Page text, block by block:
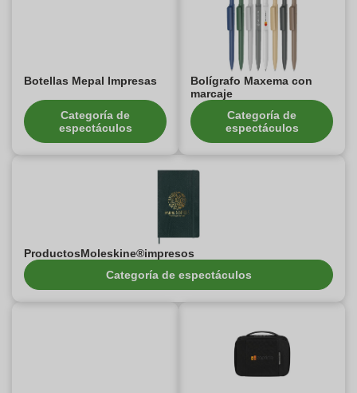
Botellas Mepal Impresas
Categoría de
espectáculos
Bolígrafo Maxema con
marcaje
Categoría de
espectáculos
ProductosMoleskine®impresos
Categoría de espectáculos